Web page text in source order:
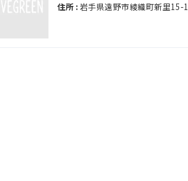
住所 : 岩手県遠野市綾織町新里15-1